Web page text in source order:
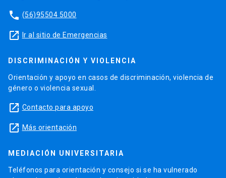
phone (56)95504 5000
launch Ir al sitio de Emergencias
DISCRIMINACIÓN Y VIOLENCIA
Orientación y apoyo en casos de discriminación, violencia de
género o violencia sexual.
launch Contacto para apoyo
launch Más orientación
MEDIACIÓN UNIVERSITARIA
Teléfonos para orientación y consejo si se ha vulnerado